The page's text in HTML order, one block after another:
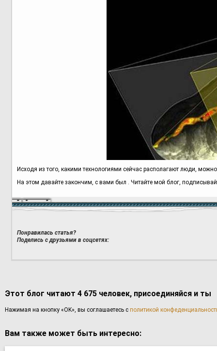
Исходя из того, какими технологиями сейчас располагают люди,
На этом давайте закончим, с вами был . Читайте мой блог,
Понравилась статья?
Поделись с друзьями в соцсетях:
Этот блог читают 4 675 человек, присоединяйся и ты
Haжимaя нa кнoпку «OK», вы coглaшаетесь с политикой
Вам также может быть интересно: